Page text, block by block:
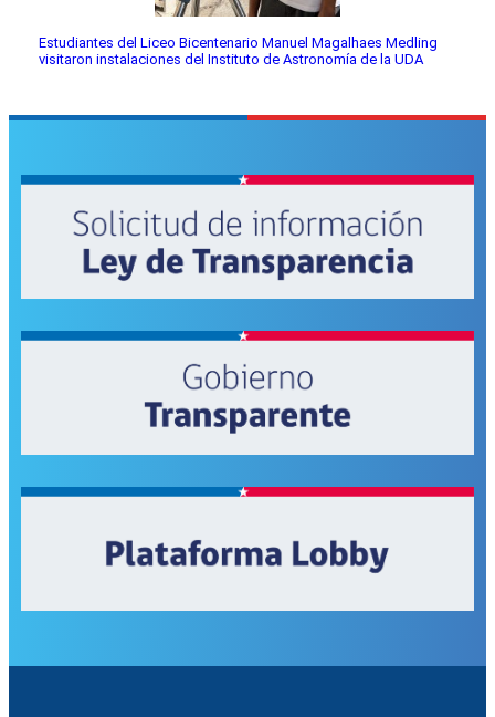
Estudiantes del Liceo Bicentenario Manuel Magalhaes Medling
visitaron instalaciones del Instituto de Astronomía de la UDA